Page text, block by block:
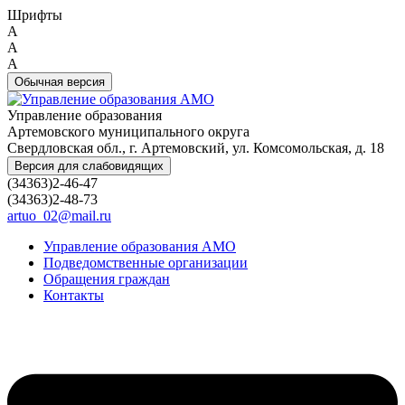
Шрифты
A
A
A
Обычная версия
Управление образования
Артемовского муниципального округа
Свердловская обл., г. Артемовский, ул. Комсомольская, д. 18
Версия для слабовидящих
(34363)2-46-47
(34363)2-48-73
artuo_02@mail.ru
Управление образования АМО
Подведомственные организации
Обращения граждан
Контакты